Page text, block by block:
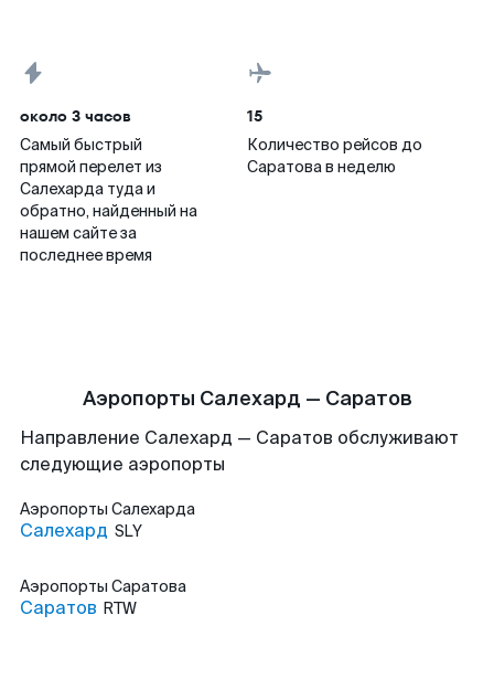
около 3 часов
Самый быстрый
прямой перелет из
Салехарда туда и
обратно, найденный на
нашем сайте за
последнее время
15
Количество рейсов до
Саратова в неделю
Аэропорты Салехард — Саратов
Направление Салехард — Саратов обслуживают
следующие аэропорты
Аэропорты Салехарда
Салехард SLY
Аэропорты Саратова
Саратов RTW